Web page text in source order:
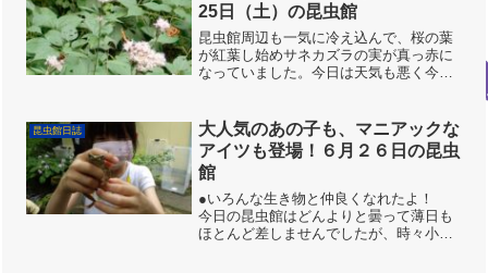
25日（土）の昆虫館
昆虫館周辺も一気に冷え込んで、桜の葉
が紅葉し始めサネカズラの実が真っ赤に
なっていました。今日は天気も悪く今に
たが、蛾らしくない蛾のイカリモンガが
朝からたくさんフジバカ...
昆虫館日誌
大人気のあの子も、マニアックな
アイツも登場！６月２６日の昆虫
館
●いろんな生き物と仲良くなれたよ！
今日の昆虫館はどんよりと曇って薄日も
ほとんど差しませんでしたが、時々小雨